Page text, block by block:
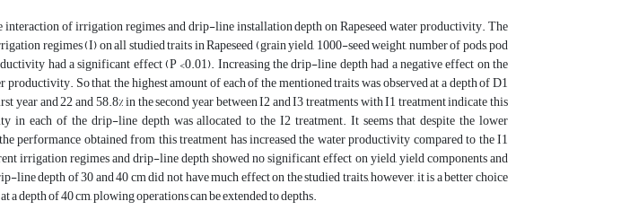
interaction of irrigation regimes and drip-line installation depth on Rapeseed water productivity. The
regimes (I) on all studied traits in Rapeseed (grain yield, 1000-seed weight, number of pods, pod
had a significant effect (P <0.01). Increasing the drip-line depth had a negative effect on the
productivity. So that, the highest amount of each of the mentioned traits was observed at a depth of D1
year and 22 and 58.8% in the second year between I2 and I3 treatments with I1 treatment indicate this
in each of the drip-line depth was allocated to the I2 treatment. It seems that despite the lower
performance obtained from this treatment has increased the water productivity compared to the I1
irrigation regimes and drip-line depth showed no significant effect on yield, yield components and
depth of 30 and 40 cm did not have much effect on the studied traits, however, it is a better choice
depth of 40 cm, plowing operations can be extended to depths.